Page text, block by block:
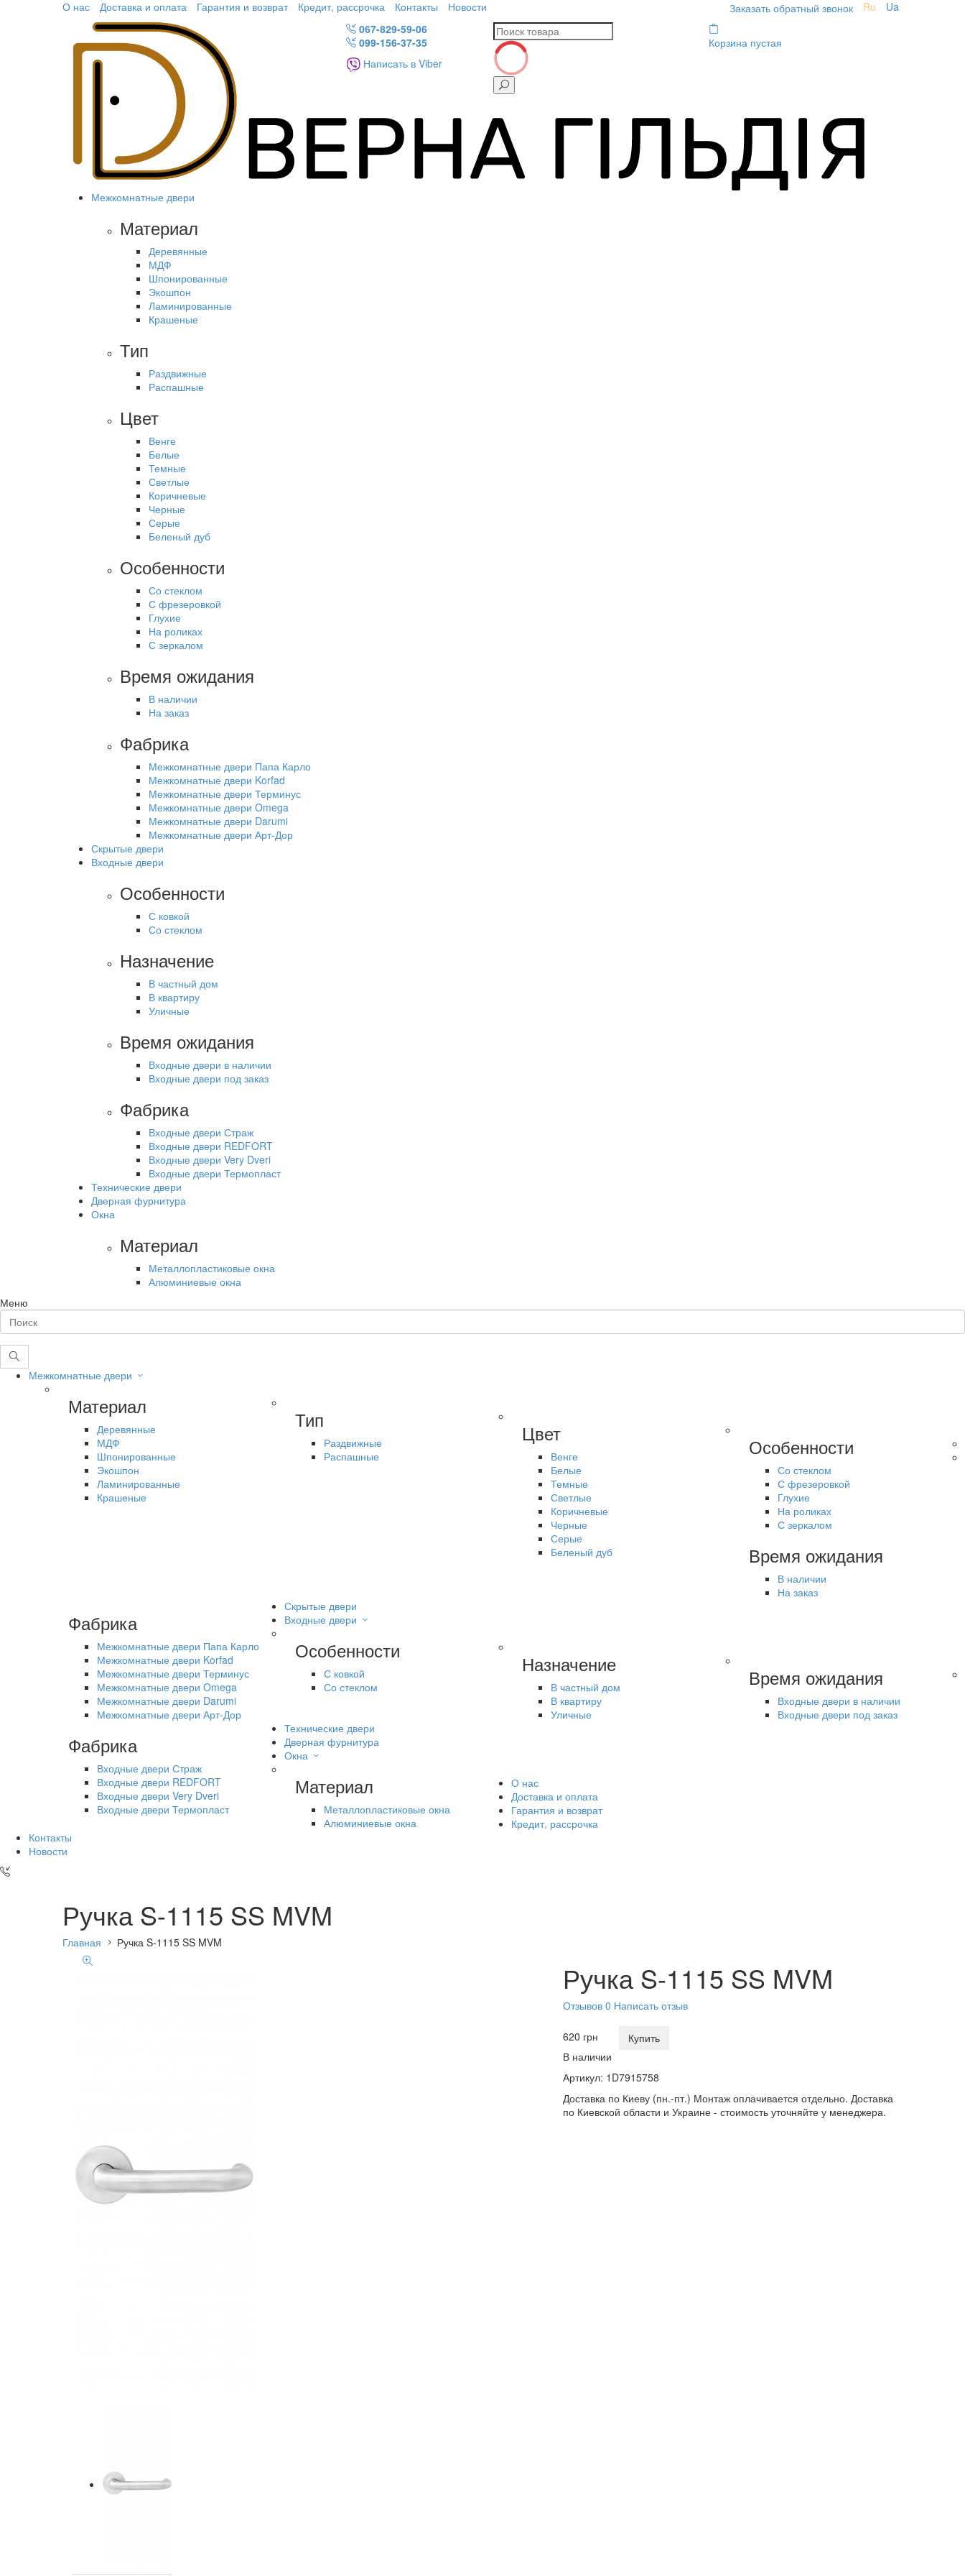
О нас Доставка и оплата Гарантия и возврат Кредит, рассрочка Контакты Новости Заказать обратный звонок Ru
Ua
067-829-59-06
099-156-37-35
Написать в Viber
Корзина пустая
Межкомнатные двери
Материал
Деревянные
МДФ
Шпонированные
Экошпон
Ламинированные
Крашеные
Тип
Раздвижные
Распашные
Цвет
Венге
Белые
Темные
Светлые
Коричневые
Черные
Серые
Беленый дуб
Особенности
Со стеклом
С фрезеровкой
Глухие
На роликах
С зеркалом
Время ожидания
В наличии
На заказ
Фабрика
Межкомнатные двери Папа Карло
Межкомнатные двери Korfad
Межкомнатные двери Терминус
Межкомнатные двери Omega
Межкомнатные двери Darumi
Межкомнатные двери Арт-Дор
Скрытые двери
Входные двери
Особенности
С ковкой
Со стеклом
Назначение
В частный дом
В квартиру
Уличные
Время ожидания
Входные двери в наличии
Входные двери под заказ
Фабрика
Входные двери Страж
Входные двери REDFORT
Входные двери Very Dveri
Входные двери Термопласт
Технические двери
Дверная фурнитура
Окна
Материал
Металлопластиковые окна
Алюминиевые окна
Меню
Межкомнатные двери
Материал
Деревянные
МДФ
Шпонированные
Экошпон
Ламинированные
Крашеные
Тип
Раздвижные
Распашные
Цвет
Венге
Белые
Темные
Светлые
Коричневые
Черные
Серые
Беленый дуб
Особенности
Со стеклом
С фрезеровкой
Глухие
На роликах
С зеркалом
Время ожидания
В наличии
На заказ
Фабрика
Межкомнатные двери Папа Карло
Межкомнатные двери Korfad
Межкомнатные двери Терминус
Межкомнатные двери Omega
Межкомнатные двери Darumi
Межкомнатные двери Арт-Дор
Скрытые двери
Входные двери
Особенности
С ковкой
Со стеклом
Назначение
В частный дом
В квартиру
Уличные
Время ожидания
Входные двери в наличии
Входные двери под заказ
Фабрика
Входные двери Страж
Входные двери REDFORT
Входные двери Very Dveri
Входные двери Термопласт
Технические двери
Дверная фурнитура
Окна
Материал
Металлопластиковые окна
Алюминиевые окна
О нас
Доставка и оплата
Гарантия и возврат
Кредит, рассрочка
Контакты
Новости
Ручка S-1115 SS MVM
Главная Ручка S-1115 SS MVM
Ручка S-1115 SS MVM
Отзывов 0 Написать отзыв
620 грн
Купить
В наличии
Артикул: 1D7915758
Доставка по Киеву (пн.-пт.) Монтаж оплачивается отдельно. Доставка
по Киевской области и Украине - стоимость уточняйте у менеджера.